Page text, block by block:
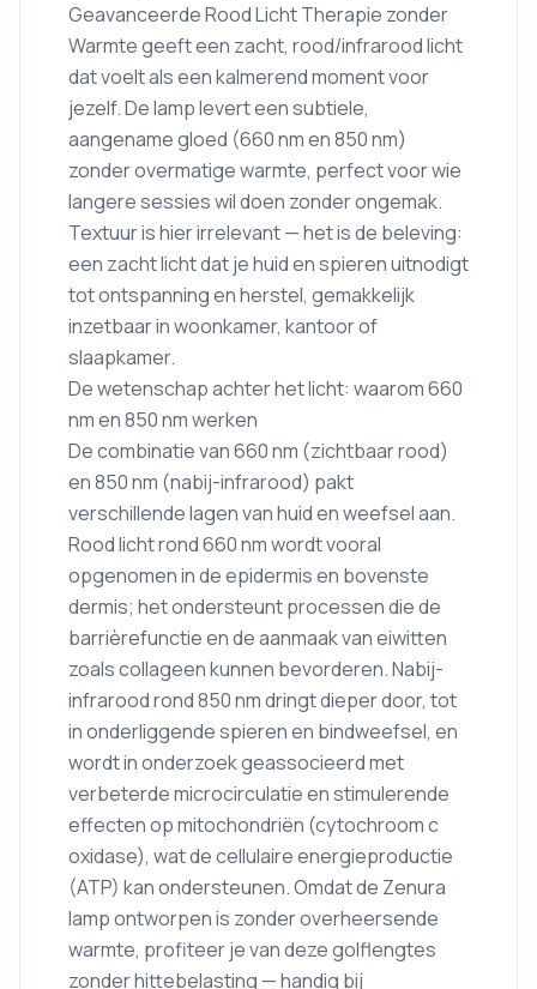
Geavanceerde Rood Licht Therapie zonder
Warmte geeft een zacht, rood/infrarood licht
dat voelt als een kalmerend moment voor
jezelf. De lamp levert een subtiele,
aangename gloed (660 nm en 850 nm)
zonder overmatige warmte, perfect voor wie
langere sessies wil doen zonder ongemak.
Textuur is hier irrelevant — het is de beleving:
een zacht licht dat je huid en spieren uitnodigt
tot ontspanning en herstel, gemakkelijk
inzetbaar in woonkamer, kantoor of
slaapkamer.
De wetenschap achter het licht: waarom 660
nm en 850 nm werken
De combinatie van 660 nm (zichtbaar rood)
en 850 nm (nabij-infrarood) pakt
verschillende lagen van huid en weefsel aan.
Rood licht rond 660 nm wordt vooral
opgenomen in de epidermis en bovenste
dermis; het ondersteunt processen die de
barrièrefunctie en de aanmaak van eiwitten
zoals collageen kunnen bevorderen. Nabij-
infrarood rond 850 nm dringt dieper door, tot
in onderliggende spieren en bindweefsel, en
wordt in onderzoek geassocieerd met
verbeterde microcirculatie en stimulerende
effecten op mitochondriën (cytochroom c
oxidase), wat de cellulaire energieproductie
(ATP) kan ondersteunen. Omdat de Zenura
lamp ontworpen is zonder overheersende
warmte, profiteer je van deze golflengtes
zonder hittebelasting — handig bij